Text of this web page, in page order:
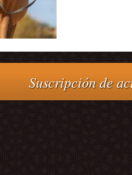
Suscripción de